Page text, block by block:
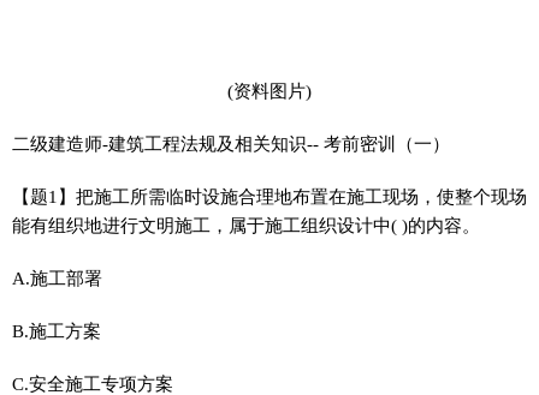
(资料图片)
二级建造师-建筑工程法规及相关知识-- 考前密训（一）
【题1】把施工所需临时设施合理地布置在施工现场，使整个现场
能有组织地进行文明施工，属于施工组织设计中( )的内容。
A.施工部署
B.施工方案
C.安全施工专项方案